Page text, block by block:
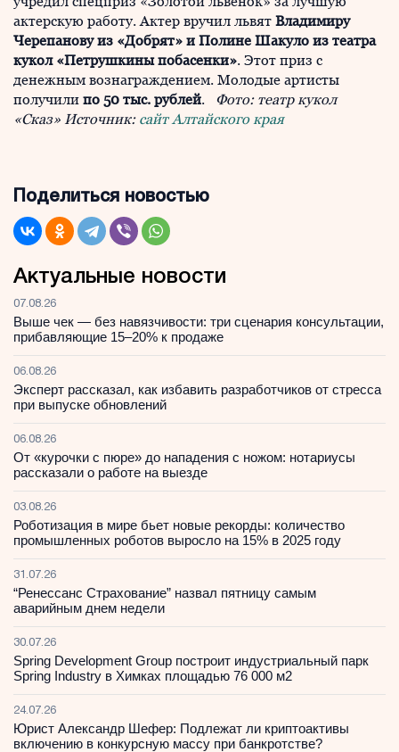
актерскую работу. Актер вручил львят Владимиру
Черепанову из «Добрят» и Полине Шакуло из театра
кукол «Петрушкины побасенки». Этот приз с
денежным вознаграждением. Молодые артисты
получили по 50 тыс. рублей. Фото: театр кукол
«Сказ» Источник:сайт Алтайского края
Поделиться новостью
Актуальные новости
07.08.26
Выше чек — без навязчивости: три сценария консультации,
прибавляющие 15–20% к продаже
06.08.26
Эксперт рассказал, как избавить разработчиков от стресса
при выпуске обновлений
06.08.26
От «курочки с пюре» до нападения с ножом: нотариусы
рассказали о работе на выезде
03.08.26
Роботизация в мире бьет новые рекорды: количество
промышленных роботов выросло на 15% в 2025 году
31.07.26
“Ренессанс Страхование” назвал пятницу самым
аварийным днем недели
30.07.26
Spring Development Group построит индустриальный парк
Spring Industry в Химках площадью 76 000 м2
24.07.26
Юрист Александр Шефер: Подлежат ли криптоактивы
включению в конкурсную массу при банкротстве?